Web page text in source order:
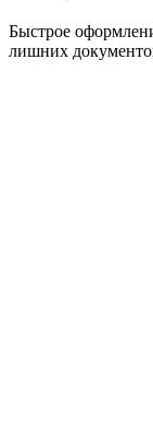
Быстрое
лишних